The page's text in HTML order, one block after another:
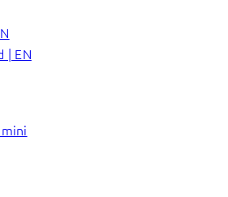
| EN